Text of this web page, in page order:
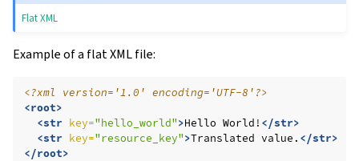
Flat XML
Example of a flat XML file:
<?xml version='1.0' encoding='UTF-8'?>
<root>
<str key="hello_world">Hello World! </str>
<str key="resource_key">Translated value. </str>
</root>